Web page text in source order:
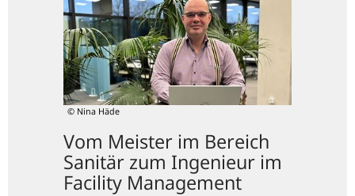
© Nina Häde
Vom Meister im Bereich
Sanitär zum Ingenieur im
Facility Management
im
Bereich
Sanitär
zum
Ingenieur
im
Facility
Management